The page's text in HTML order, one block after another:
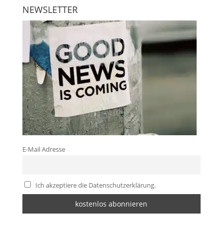
NEWSLETTER
E-Mail Adresse
Ich akzeptiere die Datenschutzerklärung.